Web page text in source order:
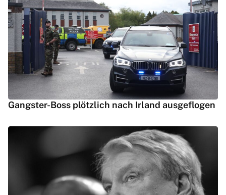
Gangster-Boss plötzlich nach Irland ausgeflogen